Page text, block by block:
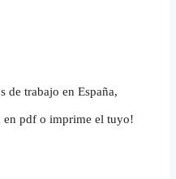
de trabajo en España,
en pdf o imprime el tuyo!